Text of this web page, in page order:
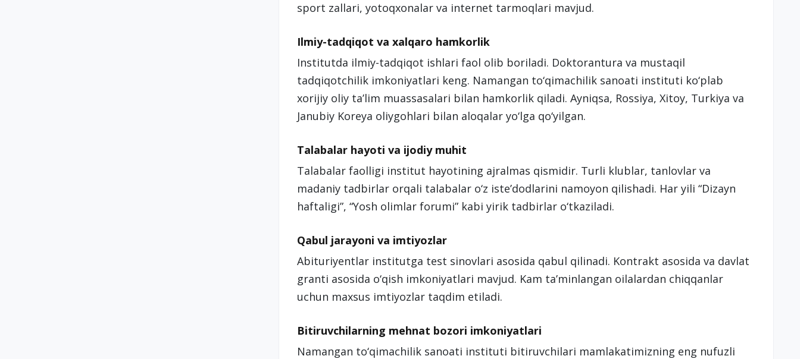
sport zallari, yotoqxonalar va internet tarmoqlari mavjud.
Ilmiy-tadqiqot va xalqaro hamkorlik
Institutda ilmiy-tadqiqot ishlari faol olib boriladi. Doktorantura va mustaqil
tadqiqotchilik imkoniyatlari keng. Namangan to‘qimachilik sanoati instituti ko‘plab
xorijiy oliy ta’lim muassasalari bilan hamkorlik qiladi. Ayniqsa, Rossiya, Xitoy, Turkiya va
Janubiy Koreya oliygohlari bilan aloqalar yo‘lga qo‘yilgan.
Talabalar hayoti va ijodiy muhit
Talabalar faolligi institut hayotining ajralmas qismidir. Turli klublar, tanlovlar va
madaniy tadbirlar orqali talabalar o‘z iste’dodlarini namoyon qilishadi. Har yili “Dizayn
haftaligi”, “Yosh olimlar forumi” kabi yirik tadbirlar o‘tkaziladi.
Qabul jarayoni va imtiyozlar
Abituriyentlar institutga test sinovlari asosida qabul qilinadi. Kontrakt asosida va davlat
granti asosida o‘qish imkoniyatlari mavjud. Kam ta’minlangan oilalardan chiqqanlar
uchun maxsus imtiyozlar taqdim etiladi.
Bitiruvchilarning mehnat bozori imkoniyatlari
Namangan to‘qimachilik sanoati instituti bitiruvchilari mamlakatimizning eng nufuzli